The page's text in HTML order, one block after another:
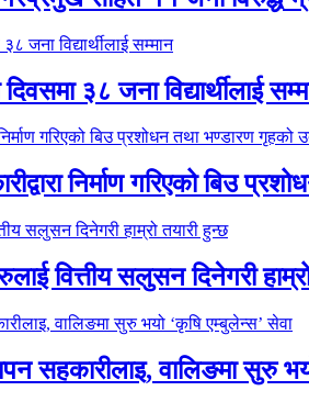
३८ जना विद्यार्थीलाई
निर्माण गरिएको बिउ
वित्तीय सलुसन दिनेगरी
सहकारीलाइ, वालिङमा सुरु